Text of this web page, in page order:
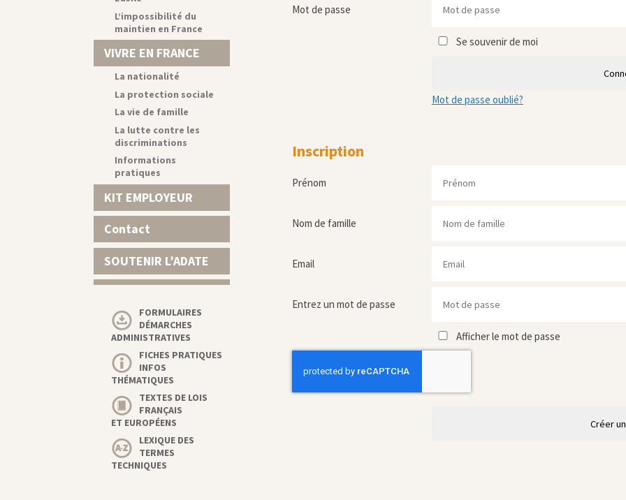
Mot de passe
Se souvenir de moi
Mot de passe oublié?
Inscription
Prénom
Nom de famille
Email
Entrez un mot de passe
Afficher le mot de passe
Créer
L’impossibilité du
maintien en France
VIVRE EN FRANCE
La nationalité
La protection sociale
La vie de famille
La lutte contre les
discriminations
Informations
pratiques
KIT EMPLOYEUR
Contact
SOUTENIR L’ADATE
FORMULAIRES
DÉMARCHES
ADMINISTRATIVES
FICHES PRATIQUES
INFOS
THÉMATIQUES
TEXTES DE LOIS
FRANÇAIS
ET EUROPÉENS
LEXIQUE DES
TERMES
TECHNIQUES